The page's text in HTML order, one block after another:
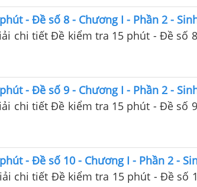
- Đề số 8 - Chương I - Phần 2 -
chi tiết Đề kiểm tra 15 phút - Đề số
- Đề số 9 - Chương I - Phần 2 -
chi tiết Đề kiểm tra 15 phút - Đề số
- Đề số 10 - Chương I - Phần 2 -
chi tiết Đề kiểm tra 15 phút - Đề số